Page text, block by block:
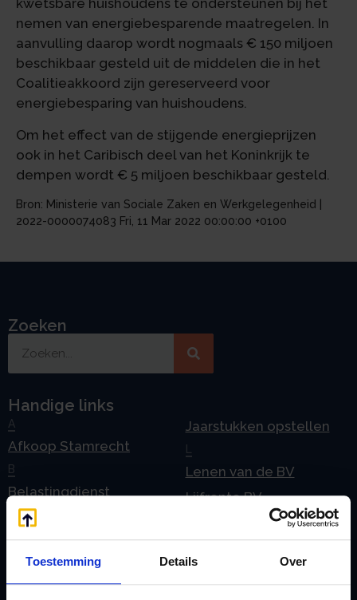
Toestemming Details Over
kwetsbare huishoudens te ondersteunen bij het
nemen van energiebesparende maatregelen. In
aanvulling daarop wordt nogmaals € 150 miljoen
beschikbaar gesteld uit de middelen die in het
Coalitieakkoord zijn gereserveerd voor
energiebesparing van huishoudens.
Om het effect van de stijgende energieprijzen
ook in het Caribisch deel van het Koninkrijk te
dempen wordt € 5 miljoen beschikbaar gesteld.
Bron: Ministerie van Sociale Zaken en Werkgelegenheid |
2022-0000074083 Fri, 11 Mar 2022 00:00:00 +0100
Zoeken
Handige links
A
Afkoop Stamrecht
B
Belastingdienst
doorgeven
rekeningnummer
Checklist IB 2023 (PDF)
Jaarstukken opstellen
Lenen van de BV
Lijfrente BV
Liquidatie Pensioen BV